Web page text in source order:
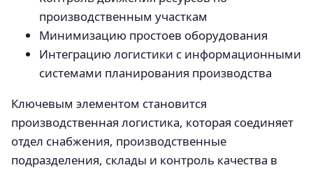
производственным участкам
Минимизацию простоев оборудования
Интеграцию логистики с информационными
системами планирования производства
Ключевым элементом становится
производственная логистика, которая соединяет
отдел снабжения, производственные
подразделения, склады и контроль качества в